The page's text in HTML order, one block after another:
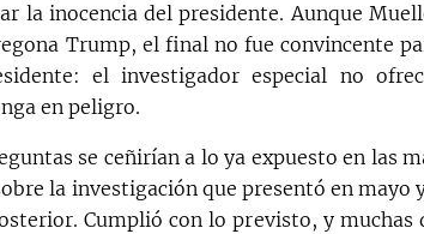
la inocencia del presidente. Aunque
Trump, el final no fue convincente
el investigador especial no
en peligro.
se ceñirían a lo ya expuesto en las
la investigación que presentó en mayo
Cumplió con lo previsto, y muchas